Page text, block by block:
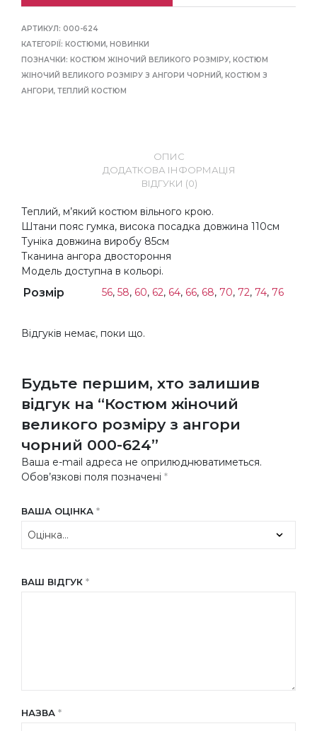
АРТИКУЛ: 000-624
КАТЕГОРІЇ: КОСТЮМИ, НОВИНКИ
ПОЗНАЧКИ: КОСТЮМ ЖІНОЧИЙ ВЕЛИКОГО РОЗМІРУ, КОСТЮМ
ЖІНОЧИЙ ВЕЛИКОГО РОЗМІРУ З АНГОРИ ЧОРНИЙ, КОСТЮМ З
АНГОРИ, ТЕПЛИЙ КОСТЮМ
ОПИС
ДОДАТКОВА ІНФОРМАЦІЯ
ВІДГУКИ (0)
Теплий, м’який костюм вільного крою.
Штани пояс гумка, висока посадка довжина 110см
Туніка довжина виробу 85см
Тканина ангора двостороння
Модель доступна в кольорі.
Розмір 56, 58, 60, 62, 64, 66, 68, 70, 72, 74, 76
Відгуків немає, поки що.
Будьте першим, хто залишив
відгук на “Костюм жіночий
великого розміру з ангори
чорний 000-624”
Ваша e-mail адреса не оприлюднюватиметься.
Обов’язкові поля позначені *
ВАША ОЦІНКА *
ВАШ ВІДГУК *
НАЗВА *